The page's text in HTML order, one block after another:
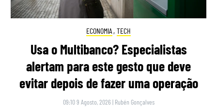
ECONOMIA , TECH
Usa o Multibanco? Especialistas
alertam para este gesto que deve
evitar depois de fazer uma operação
09:10 9 Agosto, 2026 | Rubén Gonçalves